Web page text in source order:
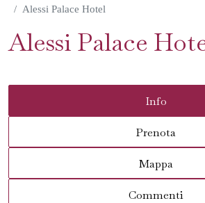
Alessi Palace Hotel
Alessi Palace
Info
Prenota
Mappa
Commenti